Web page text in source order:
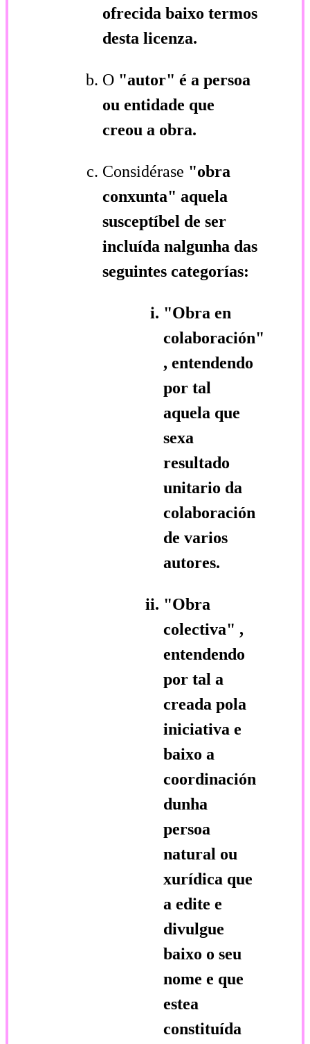
ofrecida baixo termos
desta licenza.
O "autor" é a persoa
ou entidade que
creou a obra.
Considérase "obra
conxunta" aquela
susceptíbel de ser
incluída nalgunha das
seguintes categorías:
"Obra en
colaboración"
, entendendo
por tal
aquela que
sexa
resultado
unitario da
colaboración
de varios
autores.
"Obra
colectiva" ,
entendendo
por tal a
creada pola
iniciativa e
baixo a
coordinación
dunha
persoa
natural ou
xurídica que
a edite e
divulgue
baixo o seu
nome e que
estea
constituída